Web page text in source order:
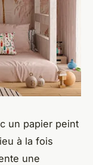
un papier peint
à la fois
une